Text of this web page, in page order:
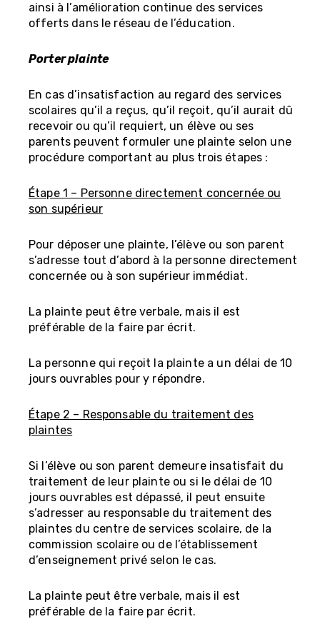
ainsi à l’amélioration continue des services
offerts dans le réseau de l’éducation.
Porter plainte
En cas d’insatisfaction au regard des services
scolaires qu’il a reçus, qu’il reçoit, qu’il aurait dû
recevoir ou qu’il requiert, un élève ou ses
parents peuvent formuler une plainte selon une
procédure comportant au plus trois étapes :
Étape 1 – Personne directement concernée ou
son supérieur
Pour déposer une plainte, l’élève ou son parent
s’adresse tout d’abord à la personne directement
concernée ou à son supérieur immédiat.
La plainte peut être verbale, mais il est
préférable de la faire par écrit.
La personne qui reçoit la plainte a un délai de 10
jours ouvrables pour y répondre.
Étape 2 – Responsable du traitement des
plaintes
Si l’élève ou son parent demeure insatisfait du
traitement de leur plainte ou si le délai de 10
jours ouvrables est dépassé, il peut ensuite
s’adresser au responsable du traitement des
plaintes du centre de services scolaire, de la
commission scolaire ou de l’établissement
d’enseignement privé selon le cas.
La plainte peut être verbale, mais il est
préférable de la faire par écrit.